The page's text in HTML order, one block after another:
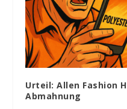
Urteil: Allen Fashion
Abmahnung